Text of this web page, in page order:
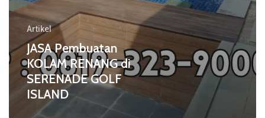
Artikel
JASA Pembuatan
KOLAM RENANG di
SERENADE GOLF
ISLAND